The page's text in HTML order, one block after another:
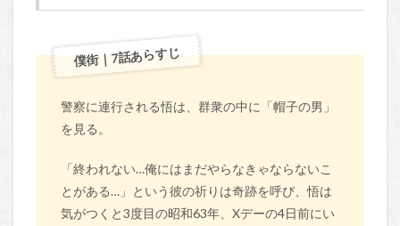
僕街｜7話あらすじ
警察に連行される悟は、群衆の中に「帽子の男」
を見る。
「終われない…俺にはまだやらなきゃならないこ
とがある…」という彼の祈りは奇跡を呼び、悟は
気がつくと3度目の昭和63年、Xデーの4日前にい